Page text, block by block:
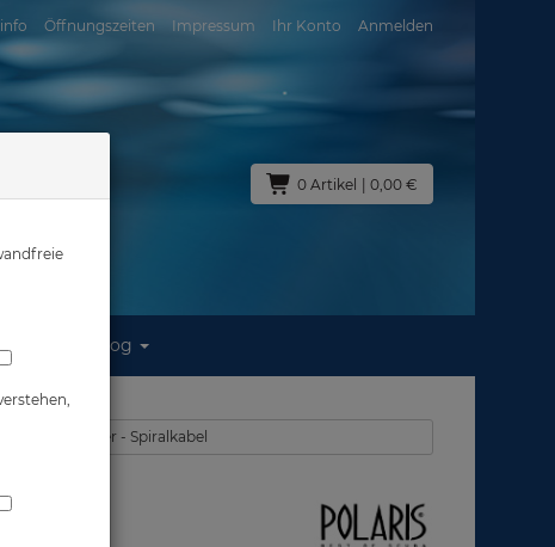
Öffnungszeiten Impressum Ihr Konto Anmelden
0 Artikel | 0,00 €
Blog
- Karabiner - Spiralkabel